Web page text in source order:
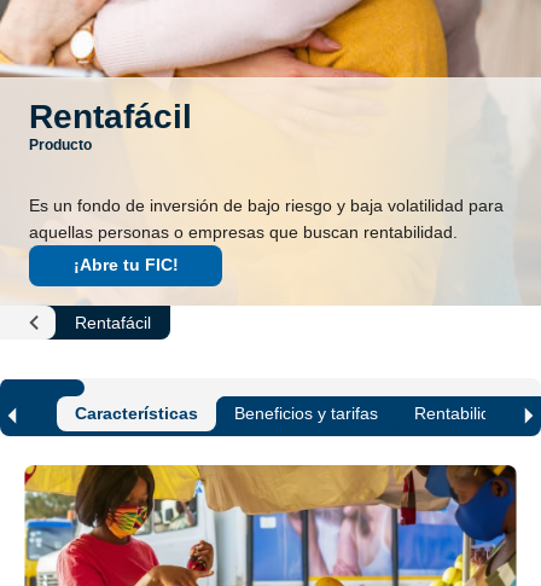
Rentafácil
Producto
Es un fondo de inversión de bajo riesgo y baja volatilidad para
aquellas personas o empresas que buscan rentabilidad.
¡Abre tu FIC!
Inversión
Rentafácil
Características Beneficios y tarifas Rentabilidad